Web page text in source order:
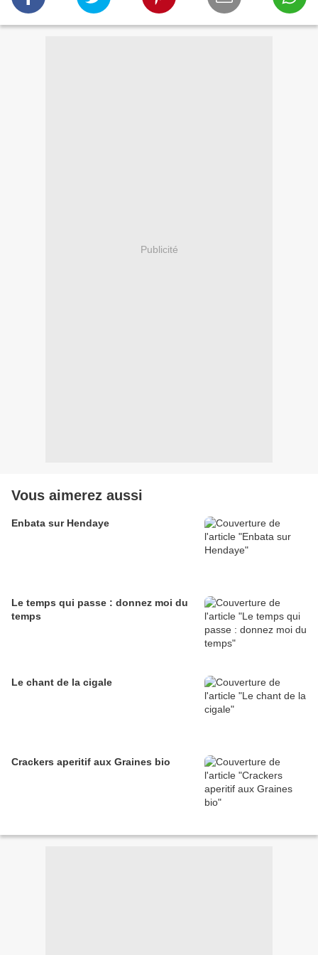
Publicité
Vous aimerez aussi
Enbata sur Hendaye
Le temps qui passe : donnez moi du
temps
Le chant de la cigale
Crackers aperitif aux Graines bio